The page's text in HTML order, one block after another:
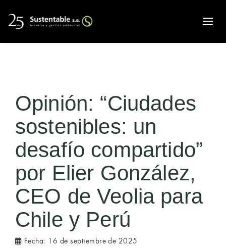
Opinión: “Ciudades
sostenibles: un
desafío compartido”
por Elier González,
CEO de Veolia para
Chile y Perú
Fecha: 16 de septiembre de 2025